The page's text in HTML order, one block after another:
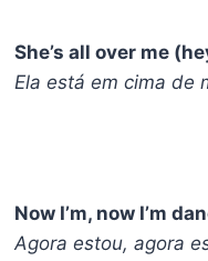
She’s all over me
Ela está em cima de
Now I’m, now I’m
Agora estou, agora